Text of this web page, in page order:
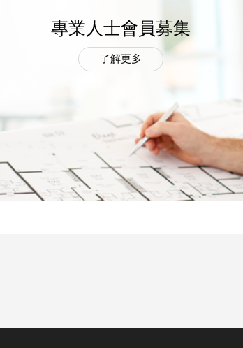
專業人士會員募集
了解更多